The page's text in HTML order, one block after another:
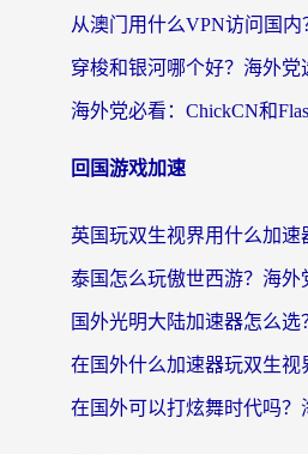
回国游戏加速